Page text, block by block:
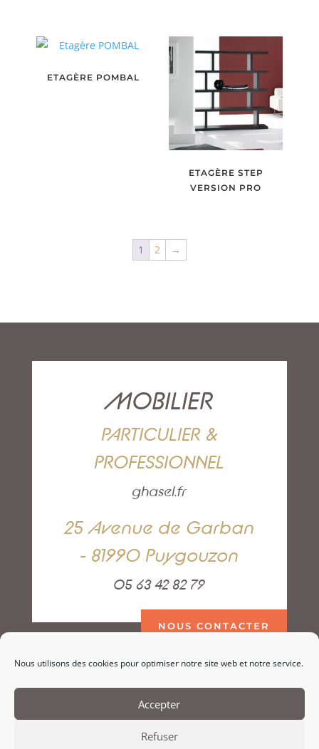
Nous utilisons des cookies pour optimiser notre site web et notre service.
Accepter
Refuser
ETAGÈRE POMBAL
ETAGÈRE STEP
VERSION PRO
1 2 →
MOBILIER
PARTICULIER &
PROFESSIONNEL
ghasel.fr
25 Avenue de Garban
- 81990 Puygouzon
05 63 42 82 79
NOUS CONTACTER